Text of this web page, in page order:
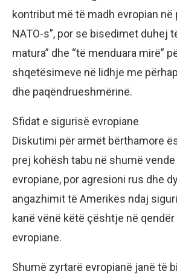
kontribut më të madh evropian në
NATO-s”, por se bisedimet duhej
matura” dhe “të menduara mirë”
shqetësimeve në lidhje me
dhe paqëndrueshmërinë.
Sfidat e sigurisë evropiane
Diskutimi për armët bërthamore
prej kohësh tabu në shumë
evropiane, por agresioni rus dhe
angazhimit të Amerikës ndaj
kanë vënë këtë çështje në
evropiane.
Shumë zyrtarë evropianë janë të